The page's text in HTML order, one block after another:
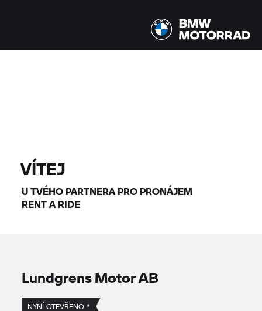
VÍTEJ
U TVÉHO PARTNERA PRO PRONÁJEM
RENT A RIDE
Lundgrens Motor AB
NYNÍ OTEVŘENO *